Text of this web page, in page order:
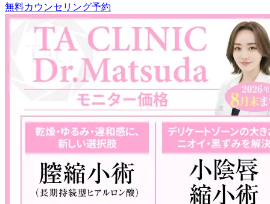
無料カウンセリング予約